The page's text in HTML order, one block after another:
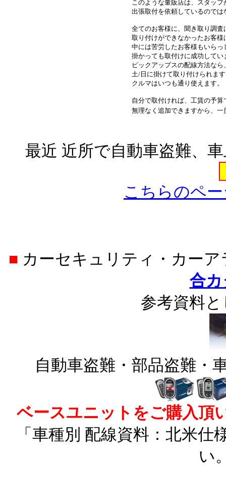
このような量販店は、スタッ
出張取付を依頼しているのでは
全てのお客様に、聞き取り調
取り付けができなかったお客
中には苦労したお客様もいら
掛かっても取付けに成功してい
ピックアップスの配線方法な
土/日に掛けて取り付けられま
クルマはいつも通り使えます。
自分で取付ければ、工賃の予
無理なく追加できますから、
最近 近所で自動車盗難、
こちらのペ
■ カーセキュリティ・カー
合
参考資料
自動車盗難・部品盗難・
ベースユニットをご購入頂
「車種別 配線資料：北米
い